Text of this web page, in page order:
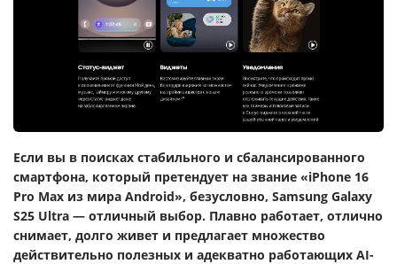
Если вы в поисках стабильного и сбалансированного
смартфона, который претендует на звание «iPhone 16
Pro Max из мира Android», безусловно, Samsung Galaxy
S25 Ultra — отличный выбор. Плавно работает, отлично
снимает, долго живет и предлагает множество
действительно полезных и адекватно работающих AI-